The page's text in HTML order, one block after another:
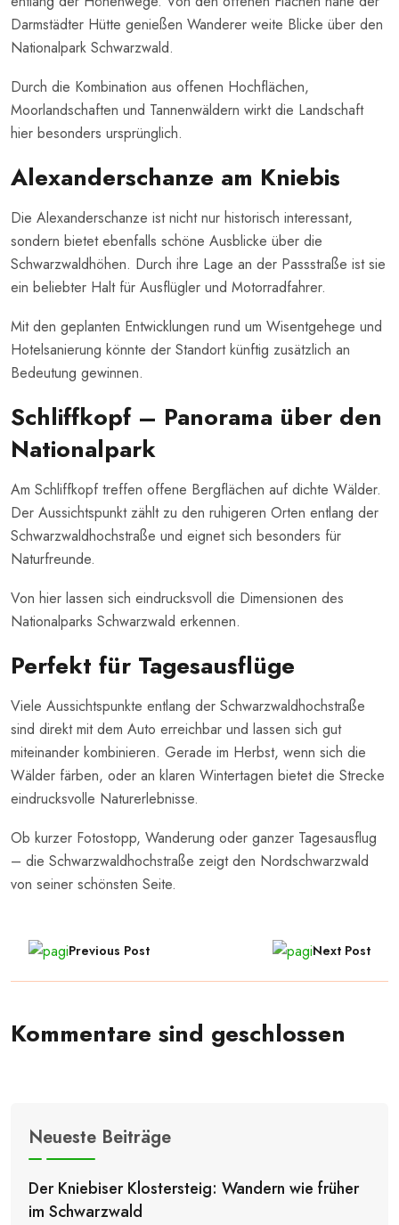
Darmstädter Hütte genießen Wanderer weite Blicke über den
Nationalpark Schwarzwald.
Durch die Kombination aus offenen Hochflächen,
Moorlandschaften und Tannenwäldern wirkt die Landschaft
hier besonders ursprünglich.
Alexanderschanze am Kniebis
Die Alexanderschanze ist nicht nur historisch interessant,
sondern bietet ebenfalls schöne Ausblicke über die
Schwarzwaldhöhen. Durch ihre Lage an der Passstraße ist sie
ein beliebter Halt für Ausflügler und Motorradfahrer.
Mit den geplanten Entwicklungen rund um Wisentgehege und
Hotelsanierung könnte der Standort künftig zusätzlich an
Bedeutung gewinnen.
Schliffkopf – Panorama über den
Nationalpark
Am Schliffkopf treffen offene Bergflächen auf dichte Wälder.
Der Aussichtspunkt zählt zu den ruhigeren Orten entlang der
Schwarzwaldhochstraße und eignet sich besonders für
Naturfreunde.
Von hier lassen sich eindrucksvoll die Dimensionen des
Nationalparks Schwarzwald erkennen.
Perfekt für Tagesausflüge
Viele Aussichtspunkte entlang der Schwarzwaldhochstraße
sind direkt mit dem Auto erreichbar und lassen sich gut
miteinander kombinieren. Gerade im Herbst, wenn sich die
Wälder färben, oder an klaren Wintertagen bietet die Strecke
eindrucksvolle Naturerlebnisse.
Ob kurzer Fotostopp, Wanderung oder ganzer Tagesausflug
– die Schwarzwaldhochstraße zeigt den Nordschwarzwald
von seiner schönsten Seite.
Previous Post Next Post
Kommentare sind geschlossen
Neueste Beiträge
Der Kniebiser Klostersteig: Wandern wie früher
im Schwarzwald